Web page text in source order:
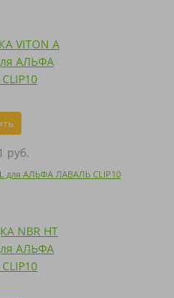
руб.
для АЛЬФА ЛАВАЛЬ CLIP10